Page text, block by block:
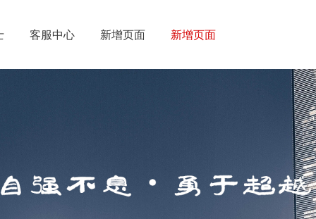
客服中心 新增页面 新增页面